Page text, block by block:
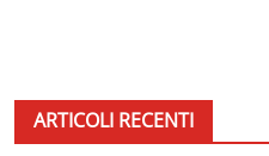
ARTICOLI RECENTI